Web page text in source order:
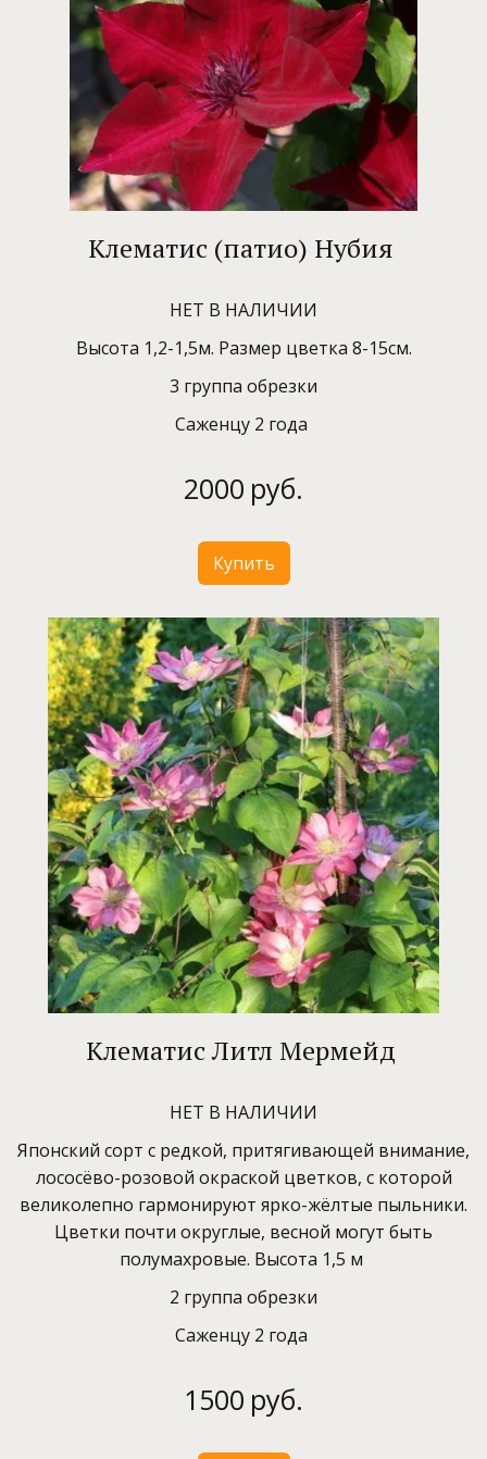
Клематис (патио) Нубия
НЕТ В НАЛИЧИИ
Высота 1,2-1,5м. Размер цветка 8-15см.
3 группа обрезки
Саженцу 2 года
2000 руб.
Купить
Клематис Литл Мермейд
НЕТ В НАЛИЧИИ
Японский сорт с редкой, притягивающей внимание,
лососёво-розовой окраской цветков, с которой
великолепно гармонируют ярко-жёлтые пыльники.
Цветки почти округлые, весной могут быть
полумахровые. Высота 1,5 м
2 группа обрезки
Саженцу 2 года
1500 руб.